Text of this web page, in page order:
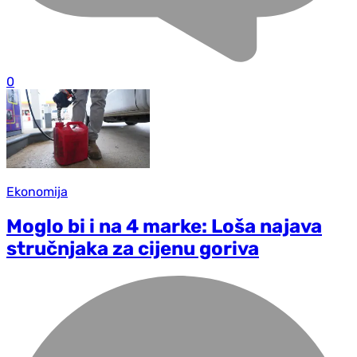
0
Ekonomija
Moglo bi i na 4 marke: Loša najava
stručnjaka za cijenu goriva